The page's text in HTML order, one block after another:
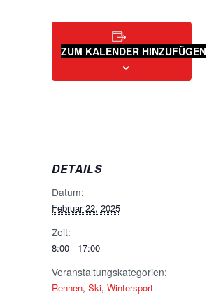
ZUM KALENDER HINZUFÜGEN
DETAILS
Datum:
Februar 22, 2025
Zeit:
8:00 - 17:00
Veranstaltungskategorien:
Rennen, Ski, Wintersport